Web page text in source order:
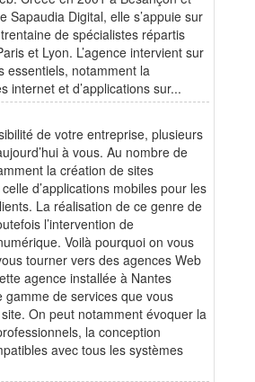
Sapaudia Digital, elle s’appuie sur
de spécialistes répartis
et Lyon. L’agence intervient sur
essentiels, notamment la
internet et d’applications sur...
de votre entreprise, plusieurs
à vous. Au nombre de
la création de sites
d’applications mobiles pour les
La réalisation de ce genre de
l’intervention de
Voilà pourquoi on vous
tourner vers des agences Web
agence installée à Nantes
gamme de services que vous
On peut notamment évoquer la
la conception
avec tous les systèmes